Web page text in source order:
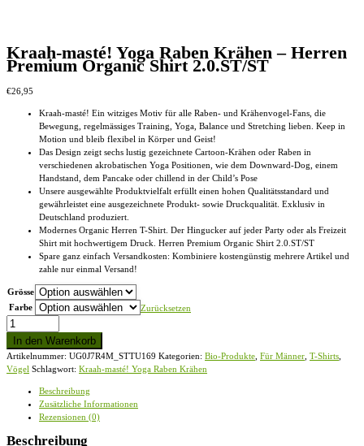
Kraah-masté! Yoga Raben Krähen – Herren
Premium Organic Shirt 2.0.ST/ST
€26,95
Kraah-masté! Ein witziges Motiv für alle Raben- und Krähenvogel-Fans, die
Bewegung, regelmässiges Training, Yoga, Balance und Stretching lieben. Keep in
Motion und bleib flexibel in Körper und Geist!
Das Design zeigt sechs lustig gezeichnete Cartoon-Krähen oder Raben in
verschiedenen akrobatischen Yoga Positionen, wie dem Downward-Dog, einem
Handstand, dem Pancake oder chillend in der Child’s Pose
Unsere ausgewählte Produktvielfalt erfüllt einen hohen Qualitätsstandard und
gewährleistet eine ausgezeichnete Produkt- sowie Druckqualität. Exklusiv in
Deutschland produziert.
Modernes Organic Herren T-Shirt. Der Hingucker auf jeder Party oder als Freizeit
Shirt mit hochwertigem Druck. Herren Premium Organic Shirt 2.0.ST/ST
Spare ganz einfach Versandkosten: Kombiniere kostengünstig mehrere Artikel und
zahle nur einmal Versand!
Grösse
Farbe
Zurücksetzen
Kraah-
masté!
Yoga
Raben
Krähen
Premium
Shirt
In den Warenkorb
Artikelnummer: UG0J7R4M_STTU169 Kategorien: Bio-Produkte Für Männer T-Shirts
Vögel Schlagwort: Kraah-masté! Yoga Raben Krähen
Beschreibung
Zusätzliche Informationen
Rezensionen (0)
Beschreibung